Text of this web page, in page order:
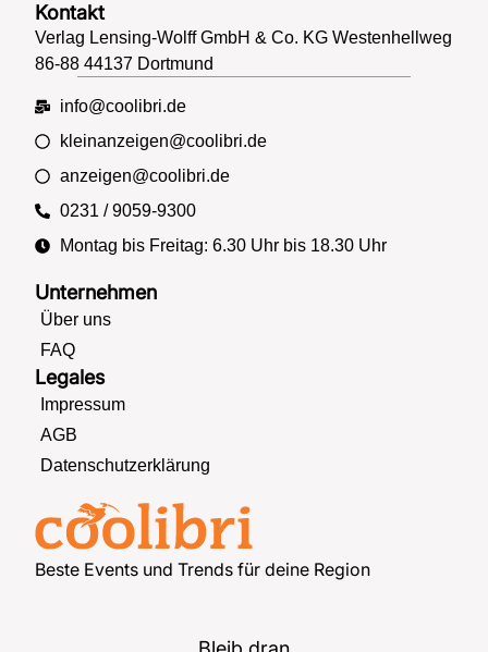
Beste Events und Trends für deine Region
Unternehmen
Über uns
FAQ
Legales
Impressum
AGB
Datenschutzerklärung
Kontakt
Verlag Lensing-Wolff GmbH & Co. KG Westenhellweg
86-88 44137 Dortmund
info@coolibri.de
kleinanzeigen@coolibri.de
anzeigen@coolibri.de
0231 / 9059-9300
Montag bis Freitag: 6.30 Uhr bis 18.30 Uhr